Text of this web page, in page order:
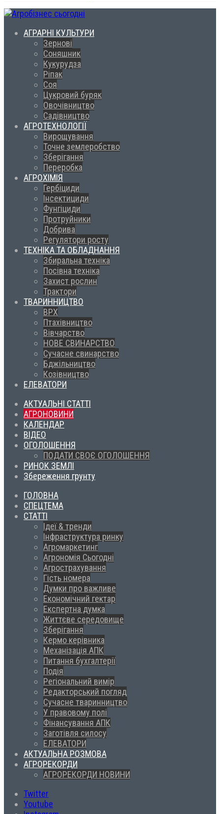
АГРАРНІ КУЛЬТУРИ
Зернові
Соняшник
Кукурудза
Ріпак
Соя
Цукровий буряк
Овочівництво
Садівництво
АГРОТЕХНОЛОГІЇ
Вирощування
Точне землеробство
Зберігання
Переробка
АГРОХІМІЯ
Гербіциди
Інсектициди
Фунгіциди
Протруйники
Добрива
Регулятори росту
ТЕХНІКА ТА ОБЛАДНАННЯ
Збиральна техніка
Посівна техніка
Захист рослин
Трактори
ТВАРИННИЦТВО
ВРХ
Птахівництво
Вівчарство
НОВЕ СВИНАРСТВО
Сучасне свинарство
Бджільництво
Козівництво
ЕЛЕВАТОРИ
АКТУАЛЬНІ СТАТТІ
АГРОНОВИНИ
КАЛЕНДАР
ВІДЕО
ОГОЛОШЕННЯ
ПОДАТИ СВОЄ ОГОЛОШЕННЯ
РИНОК ЗЕМЛІ
Збереження грунту
ГОЛОВНА
СПЕЦТЕМА
СТАТТІ
Ідеї & тренди
Інфраструктура ринку
Агромаркетинг
Агрономія Сьогодні
Агрострахування
Гість номера
Думки про важливе
Економічний гектар
Експертна думка
Життєве середовище
Зберігання
Кермо керівника
Механізація АПК
Питання бухгалтерії
Подія
Регіональний вимір
Редакторський погляд
Сучасне тваринництво
У правовому полі
Фінансування АПК
Заготівля силосу
ЕЛЕВАТОРИ
АКТУАЛЬНА РОЗМОВА
АГРОРЕКОРДИ
АГРОРЕКОРДИ НОВИНИ
Twitter
Youtube